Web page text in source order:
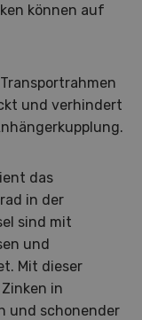
können auf
und verhindert
das
in der
sind mit
und
Mit dieser
in
und schonender